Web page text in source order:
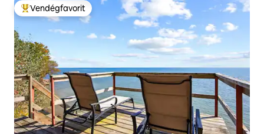
Kiemelt vendégfavorit
Vendégfavorit